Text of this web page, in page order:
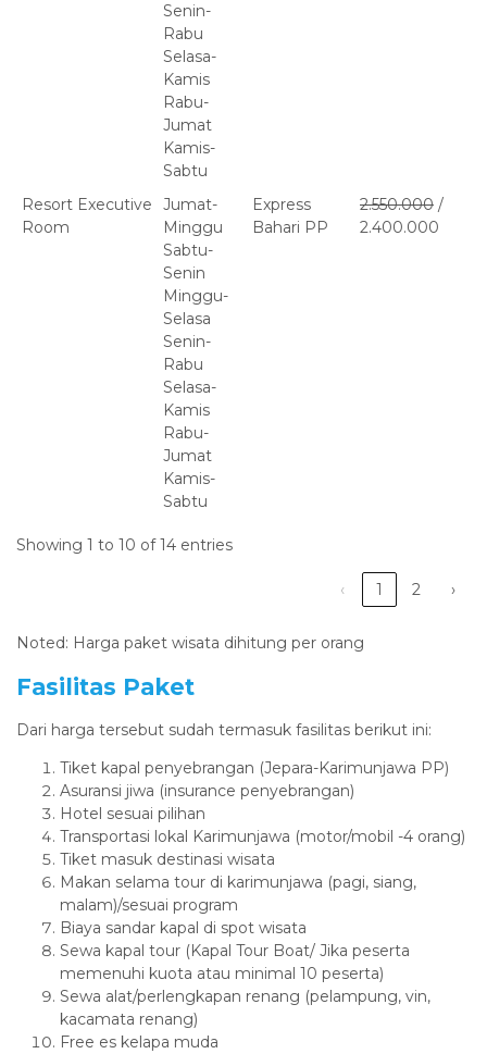
Senin-
Rabu
Selasa-
Kamis
Rabu-
Jumat
Kamis-
Sabtu
Resort Executive
Room
Jumat-
Minggu
Sabtu-
Senin
Minggu-
Selasa
Senin-
Rabu
Selasa-
Kamis
Rabu-
Jumat
Kamis-
Sabtu
Express
Bahari PP
2.550.000 /
2.400.000
Showing 1 to 10 of 14 entries
‹ 1 2 ›
Noted: Harga paket wisata dihitung per orang
Fasilitas Paket
Dari harga tersebut sudah termasuk fasilitas berikut ini:
Tiket kapal penyebrangan (Jepara-Karimunjawa PP)
Asuransi jiwa (insurance penyebrangan)
Hotel sesuai pilihan
Transportasi lokal Karimunjawa (motor/mobil -4 orang)
Tiket masuk destinasi wisata
Makan selama tour di karimunjawa (pagi, siang,
malam)/sesuai program
Biaya sandar kapal di spot wisata
Sewa kapal tour (Kapal Tour Boat/ Jika peserta
memenuhi kuota atau minimal 10 peserta)
Sewa alat/perlengkapan renang (pelampung, vin,
kacamata renang)
Free es kelapa muda